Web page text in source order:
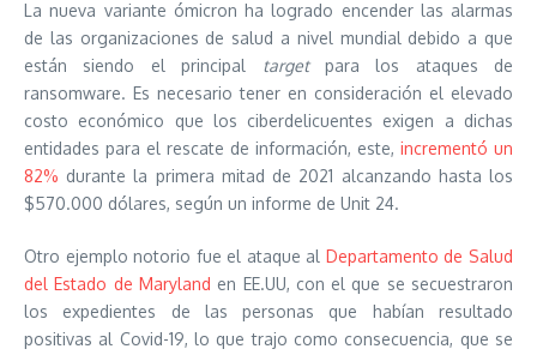
La nueva variante ómicron ha logrado encender las alarmas
de las organizaciones de salud a nivel mundial debido a que
están siendo el principal targetpara los ataques de
ransomware. Es necesario tener en consideración el elevado
costo económico que los ciberdelicuentes exigen a dichas
entidades para el rescate de información, este, incrementó un
82% durante la primera mitad de 2021 alcanzando hasta los
$570.000 dólares, según un informe de Unit 24.
Otro ejemplo notorio fue el ataque al Departamento de Salud
del Estado de Maryland en EE.UU, con el que se secuestraron
los expedientes de las personas que habían resultado
positivas al Covid-19, lo que trajo como consecuencia, que se